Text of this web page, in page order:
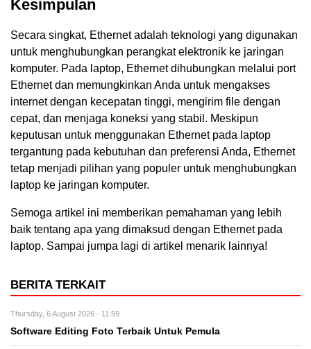
Kesimpulan
Secara singkat, Ethernet adalah teknologi yang digunakan
untuk menghubungkan perangkat elektronik ke jaringan
komputer. Pada laptop, Ethernet dihubungkan melalui port
Ethernet dan memungkinkan Anda untuk mengakses
internet dengan kecepatan tinggi, mengirim file dengan
cepat, dan menjaga koneksi yang stabil. Meskipun
keputusan untuk menggunakan Ethernet pada laptop
tergantung pada kebutuhan dan preferensi Anda, Ethernet
tetap menjadi pilihan yang populer untuk menghubungkan
laptop ke jaringan komputer.
Semoga artikel ini memberikan pemahaman yang lebih
baik tentang apa yang dimaksud dengan Ethernet pada
laptop. Sampai jumpa lagi di artikel menarik lainnya!
BERITA TERKAIT
Thursday, 6 August 2026 - 11:59
Software Editing Foto Terbaik Untuk Pemula